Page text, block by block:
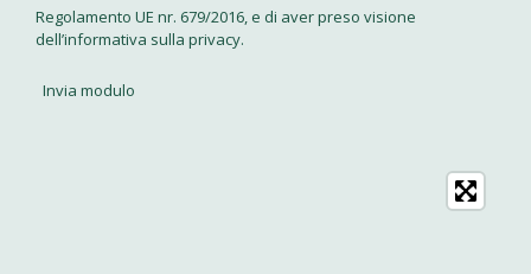
Regolamento UE nr. 679/2016, e di aver preso visione
dell’informativa sulla privacy.
Invia modulo